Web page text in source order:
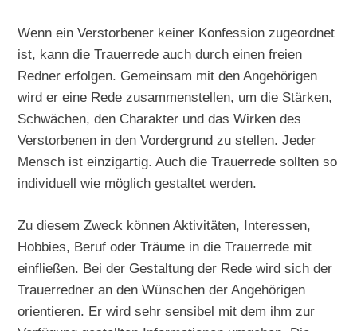
Wenn ein Verstorbener keiner Konfession zugeordnet
ist, kann die Trauerrede auch durch einen freien
Redner erfolgen. Gemeinsam mit den Angehörigen
wird er eine Rede zusammenstellen, um die Stärken,
Schwächen, den Charakter und das Wirken des
Verstorbenen in den Vordergrund zu stellen. Jeder
Mensch ist einzigartig. Auch die Trauerrede sollten so
individuell wie möglich gestaltet werden.
Zu diesem Zweck können Aktivitäten, Interessen,
Hobbies, Beruf oder Träume in die Trauerrede mit
einfließen. Bei der Gestaltung der Rede wird sich der
Trauerredner an den Wünschen der Angehörigen
orientieren. Er wird sehr sensibel mit dem ihm zur